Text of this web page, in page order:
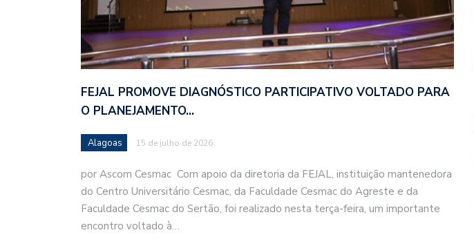
FEJAL PROMOVE DIAGNÓSTICO PARTICIPATIVO VOLTADO PARA
O PLANEJAMENTO…
Alagoas 15 de julho de 2026
por Ascom Cesmac Com apoio da diretoria da FEJAL, instituição mantenedora
do Centro Universitário Cesmac, da Faculdade Cesmac do Agreste e da
Faculdade Cesmac do Sertão, foi realizado nesta terça-feira, um importante
encontro voltado à…